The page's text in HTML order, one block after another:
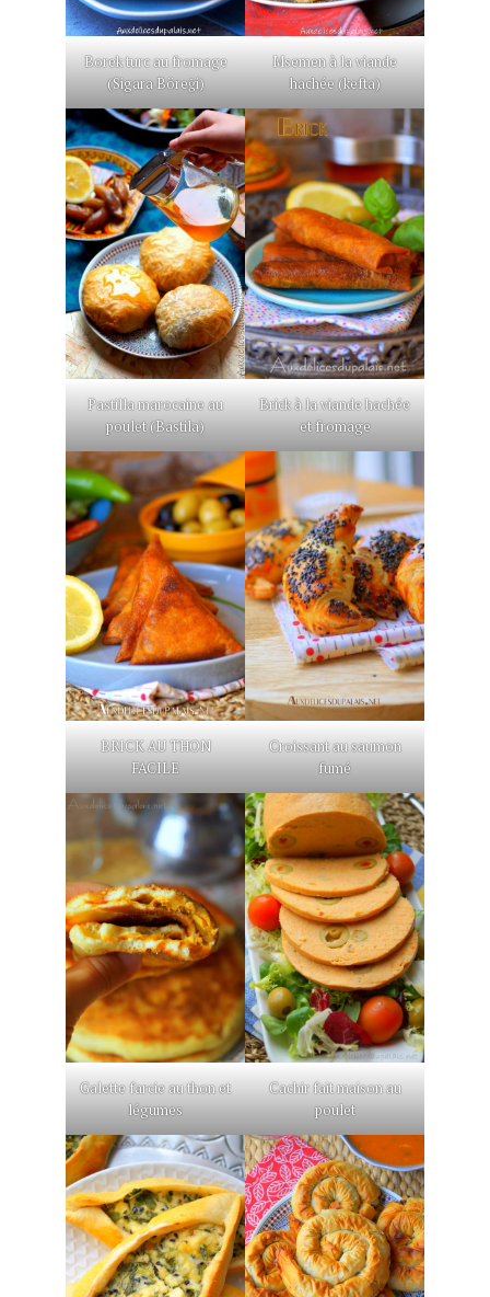
Borek turc au fromage
(Sigara Böreği)
Msemen à la viande
hachée (kefta)
Pastilla marocaine au
poulet (Bastila)
Brick à la viande hachée
et fromage
BRICK AU THON
FACILE
Croissant au saumon
fumé
Galette farcie au thon et
légumes
Cachir fait maison au
poulet